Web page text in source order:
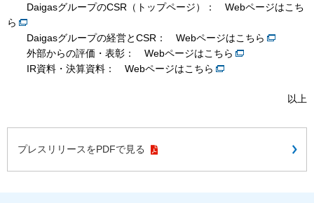
DaigasグループのCSR（トップページ）： Webページはこち
ら
Daigasグループの経営とCSR： Webページはこちら
外部からの評価・表彰： Webページはこちら
IR資料・決算資料： Webページはこちら
以上
プレスリリースをPDFで見る